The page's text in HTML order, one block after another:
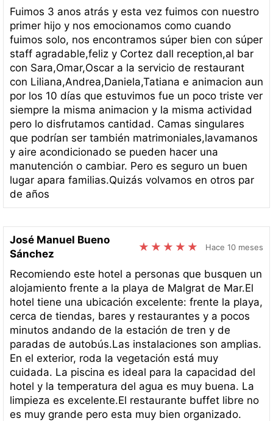
Fuimos 3 anos atrás y esta vez fuimos con nuestro
primer hijo y nos emocionamos como cuando
fuimos solo, nos encontramos súper bien con súper
staff agradable,feliz y Cortez dall reception,al bar
con Sara,Omar,Oscar a la servicio de restaurant
con Liliana,Andrea,Daniela,Tatiana e animacion aun
por los 10 días que estuvimos fue un poco triste ver
siempre la misma animacion y la misma actividad
pero lo disfrutamos cantidad. Camas singulares
que podrían ser también matrimoniales,lavamanos
y aire acondicionado se pueden hacer una
manutención o cambiar. Pero es seguro un buen
lugar apara familias.Quizás volvamos en otros par
de años
José Manuel Bueno
Sánchez
Hace 10 meses
Recomiendo este hotel a personas que busquen un
alojamiento frente a la playa de Malgrat de Mar.El
hotel tiene una ubicación excelente: frente la playa,
cerca de tiendas, bares y restaurantes y a pocos
minutos andando de la estación de tren y de
paradas de autobús.Las instalaciones son amplias.
En el exterior, roda la vegetación está muy
cuidada. La piscina es ideal para la capacidad del
hotel y la temperatura del agua es muy buena. La
limpieza es excelente.El restaurante buffet libre no
es muy grande pero esta muy bien organizado.